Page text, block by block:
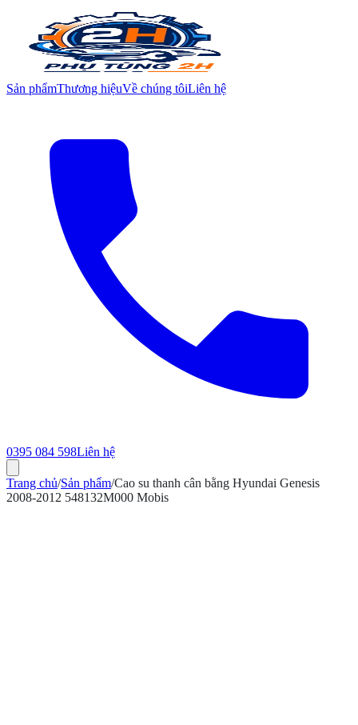
Sản phẩmThương hiệuVề chúng tôiLiên hệ
0395 084 598Liên hệ
Trang chủ/Sản phẩm/Cao su thanh cân bằng Hyundai Genesis
2008-2012 548132M000 Mobis